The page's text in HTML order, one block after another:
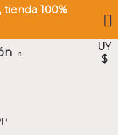
100%
UY
$